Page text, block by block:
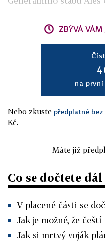
ZBÝVÁ VÁM
na
Nebo zkuste předplatné
Kč.
Máte již
Co se dočtete dál
V placené části se
Jak je možné, že
Jak si mrtvý voják